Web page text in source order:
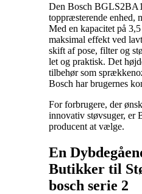
Den Bosch
toppræsterende enhed,
Med en kapacitet på
maksimal effekt ved
skift af pose, filter og
let og praktisk. Det
tilbehør som
Bosch har brugernes
For forbrugere, der
innovativ støvsuger, er
producent at vælge.
En
Butikker til
bosch serie 2